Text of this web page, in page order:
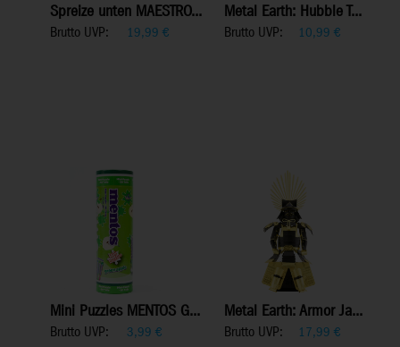
Spreize unten MAESTRO...
Brutto UVP: 19,99 €
Metal Earth: Hubble T...
Brutto UVP: 10,99 €
Mini Puzzles MENTOS G...
Brutto UVP: 3,99 €
Metal Earth: Armor Ja...
Brutto UVP: 17,99 €